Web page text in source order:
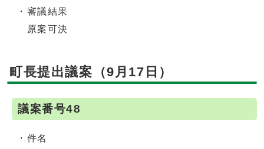
・審議結果
原案可決
町長提出議案（9月17日）
議案番号48
・件名